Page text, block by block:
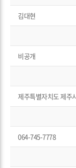
김대현
비공개
제주특별자치도 제주
064-745-7778